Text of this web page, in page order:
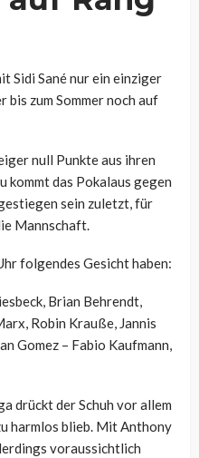
Sidi Sané nur ein einziger
bis zum Sommer noch auf
null Punkte aus ihren
kommt das Pokalaus gegen
sein zuletzt, für
Mannschaft.
folgendes Gesicht haben:
Brian Behrendt,
Robin Krauße, Jannis
Gomez – Fabio Kaufmann,
drückt der Schuh vor allem
harmlos blieb. Mit Anthony
voraussichtlich